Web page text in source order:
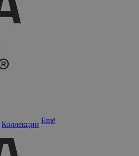
Коллекции Ещё